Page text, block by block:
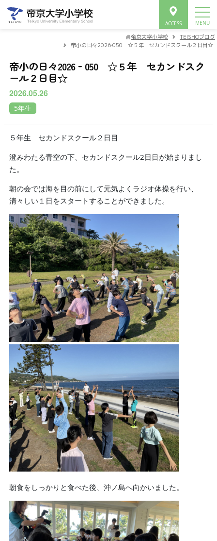
帝京大学小学校
TEISHOブログ
帝小の日々2026‐050 ☆５年 セカンドスクール２日目☆
帝小の日々2026‐050 ☆５年 セカンドスク
ール２日目☆
2026.05.26
5年生
５年生 セカンドスクール２日目
澄みわたる青空の下、セカンドスクール2日目が始まりまし
た。
朝の会では海を目の前にして元気よくラジオ体操を行い、
清々しい１日をスタートすることができました。
朝食をしっかりと食べた後、沖ノ島へ向かいました。